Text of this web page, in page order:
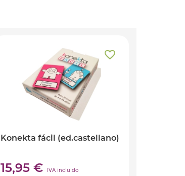
Konekta fácil (ed.castellano)
15,95 € IVA incluido